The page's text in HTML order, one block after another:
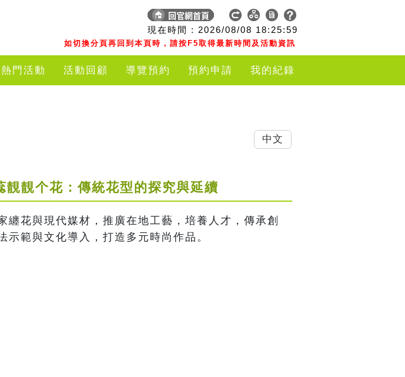
現在時間 : 2026/08/08 18:26:00
如切換分頁再回到本頁時，請按F5取得最新時間及活動資訊
熱門活動 活動回顧 導覽預約 預約申請 我的紀錄
靚个花：傳統花型的探究與延續
纏花與現代媒材，推廣在地工藝，培養人才，傳承創
示範與文化導入，打造多元時尚作品。